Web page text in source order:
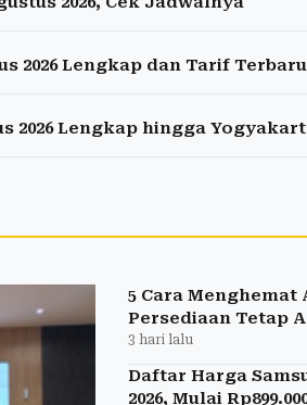
2026 Lengkap dan Tarif Terbaru
2026 Lengkap hingga
5 Cara Menghemat
Persediaan Tetap
3 hari lalu
Daftar Harga
2026, Mulai